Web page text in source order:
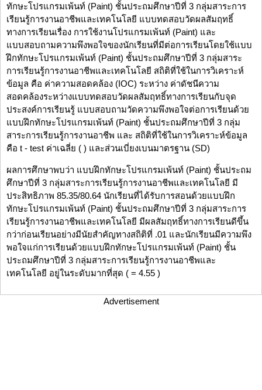
ทักษะโปรแกรมเพ้นท์ (Paint) ชั้นประถมศึกษาปีที่ 3 กลุ่มสาระการ
เรียนรู้การงานอาชีพและเทคโนโลยี แบบทดสอบวัดผลสัมฤทธิ์
ทางการเรียนเรื่อง การใช้งานโปรแกรมเพ้นท์ (Paint) และ
แบบสอบถามความพึงพอใจของนักเรียนที่มีต่อการเรียนโดยใช้แบบ
ฝึกทักษะโปรแกรมเพ้นท์ (Paint) ชั้นประถมศึกษาปีที่ 3 กลุ่มสาระ
การเรียนรู้การงานอาชีพและเทคโนโลยี สถิติที่ใช้ในการวิเคราะห์
ข้อมูล คือ ค่าความสอดคล้อง (IOC) ระหว่าง ค่าดัชนีความ
สอดคล้องระหว่างแบบทดสอบวัดผลสัมฤทธิ์ทางการเรียนกับจุด
ประสงค์การเรียนรู้ แบบสอบถามวัดความพึงพอใจต่อการเรียนด้วย
แบบฝึกทักษะโปรแกรมเพ้นท์ (Paint) ชั้นประถมศึกษาปีที่ 3 กลุ่ม
สาระการเรียนรู้การงานอาชีพ และ สถิติที่ใช้ในการวิเคราะห์ข้อมูล
คือ t - test ค่าเฉลี่ย ( ) และส่วนเบี่ยงเบนมาตรฐาน (SD)
ผลการศึกษาพบว่า แบบฝึกทักษะโปรแกรมเพ้นท์ (Paint) ชั้นประถม
ศึกษาปีที่ 3 กลุ่มสาระการเรียนรู้การงานอาชีพและเทคโนโลยี มี
ประสิทธิภาพ 85.35/80.64 นักเรียนที่ได้รับการสอนด้วยแบบฝึก
ทักษะโปรแกรมเพ้นท์ (Paint) ชั้นประถมศึกษาปีที่ 3 กลุ่มสาระการ
เรียนรู้การงานอาชีพและเทคโนโลยี มีผลสัมฤทธิ์ทางการเรียนดีขึ้น
กว่าก่อนเรียนอย่างมีนัยสำคัญทางสถิติที่ .01 และนักเรียนมีความพึง
พอใจแก่การเรียนด้วยแบบฝึกทักษะโปรแกรมเพ้นท์ (Paint) ชั้น
ประถมศึกษาปีที่ 3 กลุ่มสาระการเรียนรู้การงานอาชีพและ
เทคโนโลยี อยู่ในระดับมากที่สุด ( = 4.55 )
Advertisement